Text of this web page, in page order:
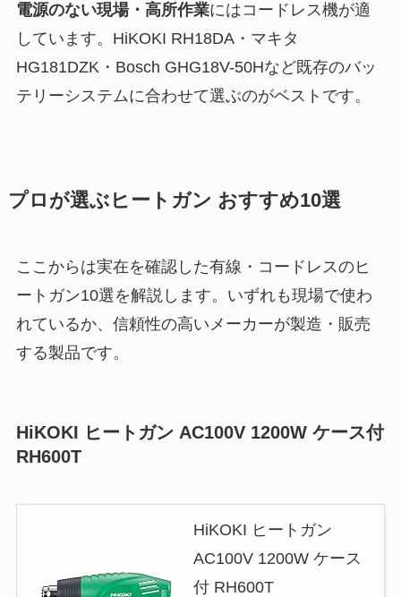
電源のない現場・高所作業にはコードレス機が適
しています。HiKOKI RH18DA・マキタ
HG181DZK・Bosch GHG18V-50Hなど既存のバッ
テリーシステムに合わせて選ぶのがベストです。
プロが選ぶヒートガン おすすめ10選
ここからは実在を確認した有線・コードレスのヒ
ートガン10選を解説します。いずれも現場で使わ
れているか、信頼性の高いメーカーが製造・販売
する製品です。
HiKOKI ヒートガン AC100V 1200W ケース付
RH600T
HiKOKI ヒートガン
AC100V 1200W ケース
付 RH600T